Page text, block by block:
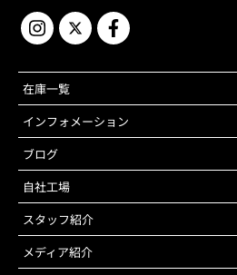
在庫一覧
インフォメーション
ブログ
自社工場
スタッフ紹介
メディア紹介